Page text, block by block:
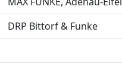
DRP Bittorf & Funke